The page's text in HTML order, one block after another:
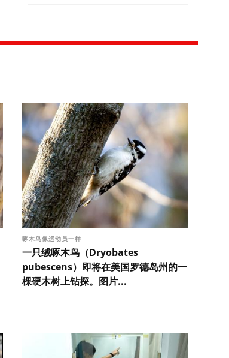
啄木鸟像运动员一样
一只绒啄木鸟（Dryobates
pubescens）即将在美国罗德岛州的一
棵硬木树上钻探。图片...